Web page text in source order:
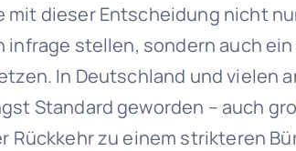
mit dieser Entscheidung nicht
stellen, sondern auch
In Deutschland und vielen
Standard geworden – auch
Rückkehr zu einem strikteren